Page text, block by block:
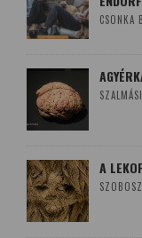
CSONKA
A